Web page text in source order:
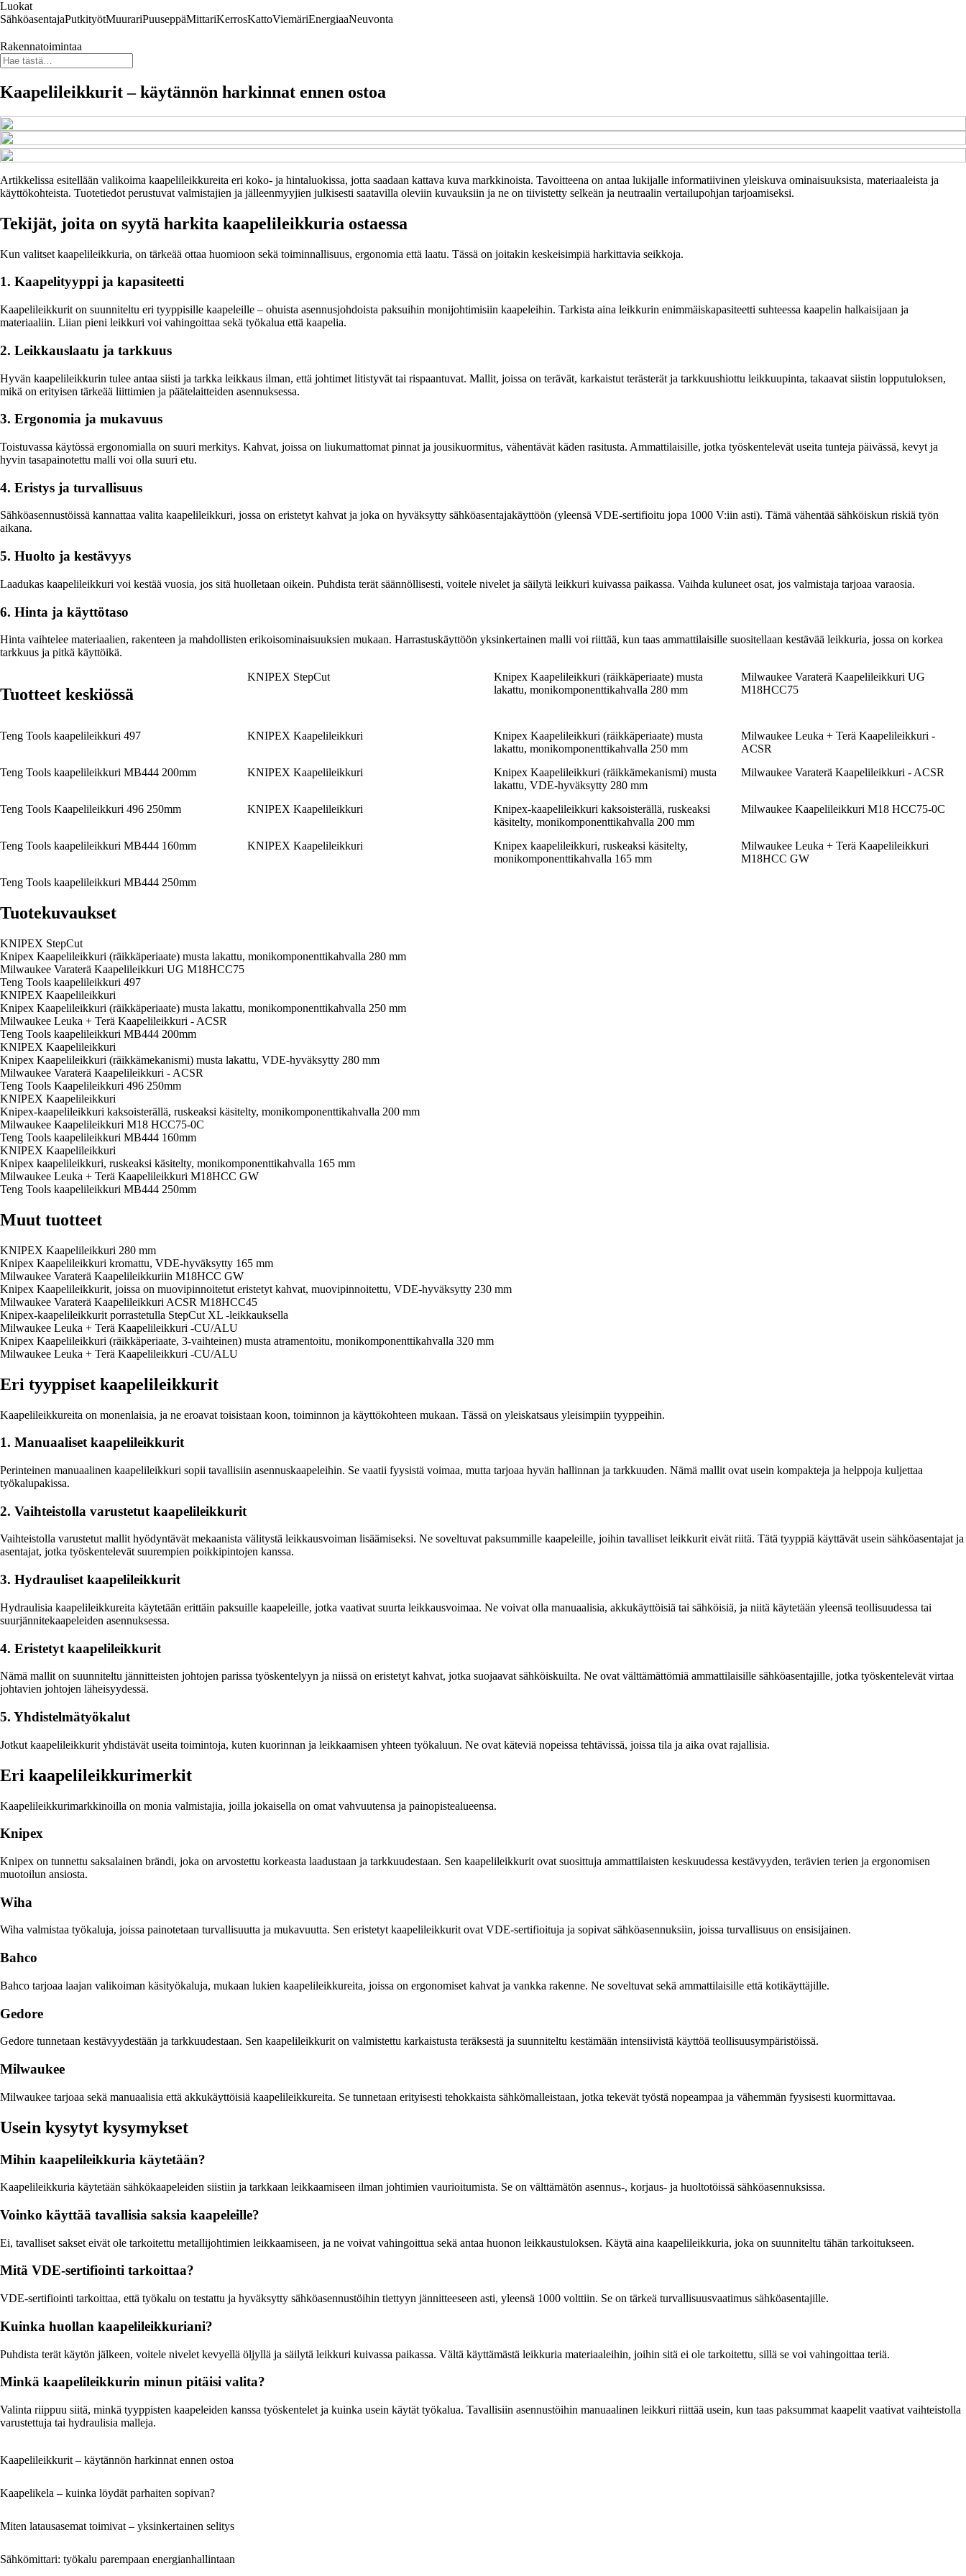
Luokat
SähköasentajaPutkityötMuurariPuuseppäMittariKerrosKattoViemäriEnergiaaNeuvonta
Rakennatoimintaa
Kaapelileikkurit – käytännön harkinnat ennen ostoa
Artikkelissa esitellään valikoima kaapelileikkureita eri koko- ja hintaluokissa, jotta saadaan kattava kuva markkinoista. Tavoitteena on antaa lukijalle informatiivinen yleiskuva ominaisuuksista, materiaaleista ja
käyttökohteista. Tuotetiedot perustuvat valmistajien ja jälleenmyyjien julkisesti saatavilla oleviin kuvauksiin ja ne on tiivistetty selkeän ja neutraalin vertailupohjan tarjoamiseksi.
Tekijät, joita on syytä harkita kaapelileikkuria ostaessa
Kun valitset kaapelileikkuria, on tärkeää ottaa huomioon sekä toiminnallisuus, ergonomia että laatu. Tässä on joitakin keskeisimpiä harkittavia seikkoja.
1. Kaapelityyppi ja kapasiteetti
Kaapelileikkurit on suunniteltu eri tyyppisille kaapeleille – ohuista asennusjohdoista paksuihin monijohtimisiin kaapeleihin. Tarkista aina leikkurin enimmäiskapasiteetti suhteessa kaapelin halkaisijaan ja
materiaaliin. Liian pieni leikkuri voi vahingoittaa sekä työkalua että kaapelia.
2. Leikkauslaatu ja tarkkuus
Hyvän kaapelileikkurin tulee antaa siisti ja tarkka leikkaus ilman, että johtimet litistyvät tai rispaantuvat. Mallit, joissa on terävät, karkaistut terästerät ja tarkkuushiottu leikkuupinta, takaavat siistin lopputuloksen,
mikä on erityisen tärkeää liittimien ja päätelaitteiden asennuksessa.
3. Ergonomia ja mukavuus
Toistuvassa käytössä ergonomialla on suuri merkitys. Kahvat, joissa on liukumattomat pinnat ja jousikuormitus, vähentävät käden rasitusta. Ammattilaisille, jotka työskentelevät useita tunteja päivässä, kevyt ja
hyvin tasapainotettu malli voi olla suuri etu.
4. Eristys ja turvallisuus
Sähköasennustöissä kannattaa valita kaapelileikkuri, jossa on eristetyt kahvat ja joka on hyväksytty sähköasentajakäyttöön (yleensä VDE-sertifioitu jopa 1000 V:iin asti). Tämä vähentää sähköiskun riskiä työn
aikana.
5. Huolto ja kestävyys
Laadukas kaapelileikkuri voi kestää vuosia, jos sitä huolletaan oikein. Puhdista terät säännöllisesti, voitele nivelet ja säilytä leikkuri kuivassa paikassa. Vaihda kuluneet osat, jos valmistaja tarjoaa varaosia.
6. Hinta ja käyttötaso
Hinta vaihtelee materiaalien, rakenteen ja mahdollisten erikoisominaisuuksien mukaan. Harrastuskäyttöön yksinkertainen malli voi riittää, kun taas ammattilaisille suositellaan kestävää leikkuria, jossa on korkea
tarkkuus ja pitkä käyttöikä.
Tuotteet keskiössä
KNIPEX StepCut
Knipex Kaapelileikkuri (räikkäperiaate) musta
lakattu, monikomponenttikahvalla 280 mm
Milwaukee Varaterä Kaapelileikkuri UG
M18HCC75
Teng Tools kaapelileikkuri 497 KNIPEX Kaapelileikkuri
Knipex Kaapelileikkuri (räikkäperiaate) musta
lakattu, monikomponenttikahvalla 250 mm
Milwaukee Leuka + Terä Kaapelileikkuri -
ACSR
Teng Tools kaapelileikkuri MB444 200mm
KNIPEX Kaapelileikkuri
Knipex Kaapelileikkuri (räikkämekanismi) musta
lakattu, VDE-hyväksytty 280 mm
Milwaukee Varaterä Kaapelileikkuri - ACSR
Teng Tools Kaapelileikkuri 496 250mm KNIPEX Kaapelileikkuri
Knipex-kaapelileikkuri kaksoisterällä, ruskeaksi
käsitelty, monikomponenttikahvalla 200 mm
Milwaukee Kaapelileikkuri M18 HCC75-0C
Teng Tools kaapelileikkuri MB444 160mm KNIPEX Kaapelileikkuri
Knipex kaapelileikkuri, ruskeaksi käsitelty,
monikomponenttikahvalla 165 mm
Milwaukee Leuka + Terä Kaapelileikkuri
M18HCC GW
Teng Tools kaapelileikkuri MB444 250mm
Tuotekuvaukset
KNIPEX StepCut
Knipex Kaapelileikkuri (räikkäperiaate) musta lakattu, monikomponenttikahvalla 280 mm
Milwaukee Varaterä Kaapelileikkuri UG M18HCC75
Teng Tools kaapelileikkuri 497
KNIPEX Kaapelileikkuri
Knipex Kaapelileikkuri (räikkäperiaate) musta lakattu, monikomponenttikahvalla 250 mm
Milwaukee Leuka + Terä Kaapelileikkuri - ACSR
Teng Tools kaapelileikkuri MB444 200mm
KNIPEX Kaapelileikkuri
Knipex Kaapelileikkuri (räikkämekanismi) musta lakattu, VDE-hyväksytty 280 mm
Milwaukee Varaterä Kaapelileikkuri - ACSR
Teng Tools Kaapelileikkuri 496 250mm
KNIPEX Kaapelileikkuri
Knipex-kaapelileikkuri kaksoisterällä, ruskeaksi käsitelty, monikomponenttikahvalla 200 mm
Milwaukee Kaapelileikkuri M18 HCC75-0C
Teng Tools kaapelileikkuri MB444 160mm
KNIPEX Kaapelileikkuri
Knipex kaapelileikkuri, ruskeaksi käsitelty, monikomponenttikahvalla 165 mm
Milwaukee Leuka + Terä Kaapelileikkuri M18HCC GW
Teng Tools kaapelileikkuri MB444 250mm
Muut tuotteet
KNIPEX Kaapelileikkuri 280 mm
Knipex Kaapelileikkuri kromattu, VDE-hyväksytty 165 mm
Milwaukee Varaterä Kaapelileikkuriin M18HCC GW
Knipex Kaapelileikkurit, joissa on muovipinnoitetut eristetyt kahvat, muovipinnoitettu, VDE-hyväksytty 230 mm
Milwaukee Varaterä Kaapelileikkuri ACSR M18HCC45
Knipex-kaapelileikkurit porrastetulla StepCut XL -leikkauksella
Milwaukee Leuka + Terä Kaapelileikkuri -CU/ALU
Knipex Kaapelileikkuri (räikkäperiaate, 3-vaihteinen) musta atramentoitu, monikomponenttikahvalla 320 mm
Milwaukee Leuka + Terä Kaapelileikkuri -CU/ALU
Eri tyyppiset kaapelileikkurit
Kaapelileikkureita on monenlaisia, ja ne eroavat toisistaan koon, toiminnon ja käyttökohteen mukaan. Tässä on yleiskatsaus yleisimpiin tyyppeihin.
1. Manuaaliset kaapelileikkurit
Perinteinen manuaalinen kaapelileikkuri sopii tavallisiin asennuskaapeleihin. Se vaatii fyysistä voimaa, mutta tarjoaa hyvän hallinnan ja tarkkuuden. Nämä mallit ovat usein kompakteja ja helppoja kuljettaa
työkalupakissa.
2. Vaihteistolla varustetut kaapelileikkurit
Vaihteistolla varustetut mallit hyödyntävät mekaanista välitystä leikkausvoiman lisäämiseksi. Ne soveltuvat paksummille kaapeleille, joihin tavalliset leikkurit eivät riitä. Tätä tyyppiä käyttävät usein sähköasentajat ja
asentajat, jotka työskentelevät suurempien poikkipintojen kanssa.
3. Hydrauliset kaapelileikkurit
Hydraulisia kaapelileikkureita käytetään erittäin paksuille kaapeleille, jotka vaativat suurta leikkausvoimaa. Ne voivat olla manuaalisia, akkukäyttöisiä tai sähköisiä, ja niitä käytetään yleensä teollisuudessa tai
suurjännitekaapeleiden asennuksessa.
4. Eristetyt kaapelileikkurit
Nämä mallit on suunniteltu jännitteisten johtojen parissa työskentelyyn ja niissä on eristetyt kahvat, jotka suojaavat sähköiskuilta. Ne ovat välttämättömiä ammattilaisille sähköasentajille, jotka työskentelevät virtaa
johtavien johtojen läheisyydessä.
5. Yhdistelmätyökalut
Jotkut kaapelileikkurit yhdistävät useita toimintoja, kuten kuorinnan ja leikkaamisen yhteen työkaluun. Ne ovat käteviä nopeissa tehtävissä, joissa tila ja aika ovat rajallisia.
Eri kaapelileikkurimerkit
Kaapelileikkurimarkkinoilla on monia valmistajia, joilla jokaisella on omat vahvuutensa ja painopistealueensa.
Knipex
Knipex on tunnettu saksalainen brändi, joka on arvostettu korkeasta laadustaan ja tarkkuudestaan. Sen kaapelileikkurit ovat suosittuja ammattilaisten keskuudessa kestävyyden, terävien terien ja ergonomisen
muotoilun ansiosta.
Wiha
Wiha valmistaa työkaluja, joissa painotetaan turvallisuutta ja mukavuutta. Sen eristetyt kaapelileikkurit ovat VDE-sertifioituja ja sopivat sähköasennuksiin, joissa turvallisuus on ensisijainen.
Bahco
Bahco tarjoaa laajan valikoiman käsityökaluja, mukaan lukien kaapelileikkureita, joissa on ergonomiset kahvat ja vankka rakenne. Ne soveltuvat sekä ammattilaisille että kotikäyttäjille.
Gedore
Gedore tunnetaan kestävyydestään ja tarkkuudestaan. Sen kaapelileikkurit on valmistettu karkaistusta teräksestä ja suunniteltu kestämään intensiivistä käyttöä teollisuusympäristöissä.
Milwaukee
Milwaukee tarjoaa sekä manuaalisia että akkukäyttöisiä kaapelileikkureita. Se tunnetaan erityisesti tehokkaista sähkömalleistaan, jotka tekevät työstä nopeampaa ja vähemmän fyysisesti kuormittavaa.
Usein kysytyt kysymykset
Mihin kaapelileikkuria käytetään?
Kaapelileikkuria käytetään sähkökaapeleiden siistiin ja tarkkaan leikkaamiseen ilman johtimien vaurioitumista. Se on välttämätön asennus-, korjaus- ja huoltotöissä sähköasennuksissa.
Voinko käyttää tavallisia saksia kaapeleille?
Ei, tavalliset sakset eivät ole tarkoitettu metallijohtimien leikkaamiseen, ja ne voivat vahingoittua sekä antaa huonon leikkaustuloksen. Käytä aina kaapelileikkuria, joka on suunniteltu tähän tarkoitukseen.
Mitä VDE-sertifiointi tarkoittaa?
VDE-sertifiointi tarkoittaa, että työkalu on testattu ja hyväksytty sähköasennustöihin tiettyyn jännitteeseen asti, yleensä 1000 volttiin. Se on tärkeä turvallisuusvaatimus sähköasentajille.
Kuinka huollan kaapelileikkuriani?
Puhdista terät käytön jälkeen, voitele nivelet kevyellä öljyllä ja säilytä leikkuri kuivassa paikassa. Vältä käyttämästä leikkuria materiaaleihin, joihin sitä ei ole tarkoitettu, sillä se voi vahingoittaa teriä.
Minkä kaapelileikkurin minun pitäisi valita?
Valinta riippuu siitä, minkä tyyppisten kaapeleiden kanssa työskentelet ja kuinka usein käytät työkalua. Tavallisiin asennustöihin manuaalinen leikkuri riittää usein, kun taas paksummat kaapelit vaativat vaihteistolla
varustettuja tai hydraulisia malleja.
Kaapelileikkurit – käytännön harkinnat ennen ostoa
Kaapelikela – kuinka löydät parhaiten sopivan?
Miten latausasemat toimivat – yksinkertainen selitys
Sähkömittari: työkalu parempaan energianhallintaan